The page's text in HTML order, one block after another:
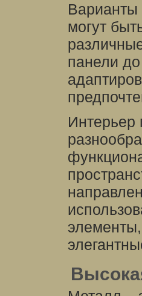
Варианты
могут
панели
Интерьер